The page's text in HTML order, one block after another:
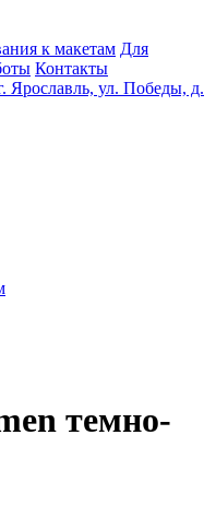
к макетам Для
Контакты
Ярославль, ул. Победы, д.
темно-